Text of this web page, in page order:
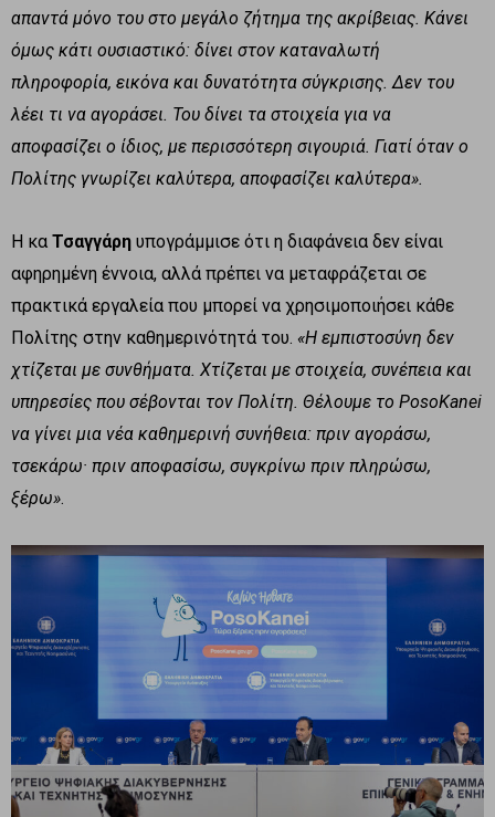
απαντά μόνο του στο μεγάλο ζήτημα της ακρίβειας. Κάνει
όμως κάτι ουσιαστικό: δίνει στον καταναλωτή
πληροφορία, εικόνα και δυνατότητα σύγκρισης. Δεν του
λέει τι να αγοράσει. Του δίνει τα στοιχεία για να
αποφασίζει ο ίδιος, με περισσότερη σιγουριά. Γιατί όταν ο
Πολίτης γνωρίζει καλύτερα, αποφασίζει καλύτερα».
Η κα Τσαγγάρη υπογράμμισε ότι η διαφάνεια δεν είναι
αφηρημένη έννοια, αλλά πρέπει να μεταφράζεται σε
πρακτικά εργαλεία που μπορεί να χρησιμοποιήσει κάθε
Πολίτης στην καθημερινότητά του. «Η εμπιστοσύνη δεν
χτίζεται με συνθήματα. Χτίζεται με στοιχεία, συνέπεια και
υπηρεσίες που σέβονται τον Πολίτη. Θέλουμε το PosoKanei
να γίνει μια νέα καθημερινή συνήθεια: πριν αγοράσω,
τσεκάρω· πριν αποφασίσω, συγκρίνω πριν πληρώσω,
ξέρω».